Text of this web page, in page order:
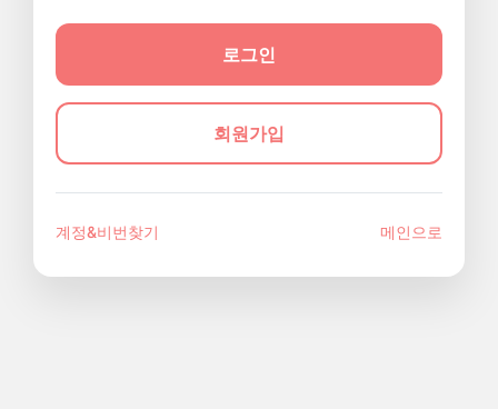
회원가입
계정&비번찾기 메인으로